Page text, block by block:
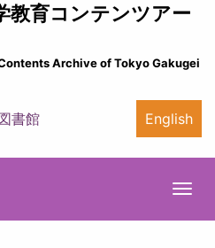
教育コンテンツアー
Archive of Tokyo Gakugei
書館
English